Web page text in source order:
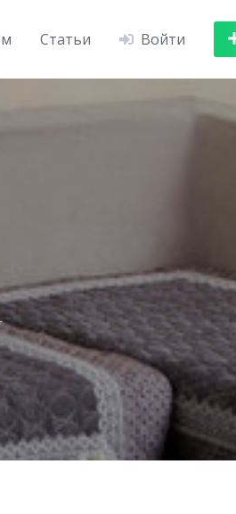
Статьи Войти